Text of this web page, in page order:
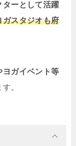
ターとして活躍
ガスタジオも府
ヨガイベント等
。